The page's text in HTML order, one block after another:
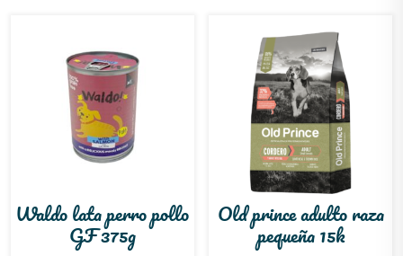
Waldo lata perro pollo
GF 375g
Old prince adulto raza
pequeña 15k